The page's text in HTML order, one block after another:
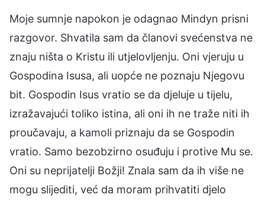
Moje sumnje napokon je odagnao Mindyn prisni
razgovor. Shvatila sam da članovi svećenstva ne
znaju ništa o Kristu ili utjelovljenju. Oni vjeruju u
Gospodina Isusa, ali uopće ne poznaju Njegovu
bit. Gospodin Isus vratio se da djeluje u tijelu,
izražavajući toliko istina, ali oni ih ne traže niti ih
proučavaju, a kamoli priznaju da se Gospodin
vratio. Samo bezobzirno osuđuju i protive Mu se.
Oni su neprijatelji Božji! Znala sam da ih više ne
mogu slijediti, već da moram prihvatiti djelo